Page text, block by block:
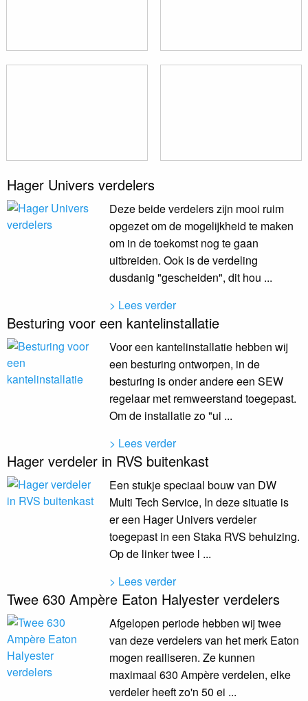
Hager Univers verdelers
Deze beide verdelers zijn mooi ruim
opgezet om de mogelijkheid te maken
om in de toekomst nog te gaan
uitbreiden. Ook is de verdeling
dusdanig "gescheiden", dit hou ...
> Lees verder
Besturing voor een kantelinstallatie
Voor een kantelinstallatie hebben wij
een besturing ontworpen, in de
besturing is onder andere een SEW
regelaar met remweerstand toegepast.
Om de installatie zo "ui ...
> Lees verder
Hager verdeler in RVS buitenkast
Een stukje speciaal bouw van DW
Multi Tech Service, In deze situatie is
er een Hager Univers verdeler
toegepast in een Staka RVS behuizing.
Op de linker twee l ...
> Lees verder
Twee 630 Ampère Eaton Halyester verdelers
Afgelopen periode hebben wij twee
van deze verdelers van het merk Eaton
mogen reailiseren. Ze kunnen
maximaal 630 Ampère verdelen, elke
verdeler heeft zo'n 50 ei ...